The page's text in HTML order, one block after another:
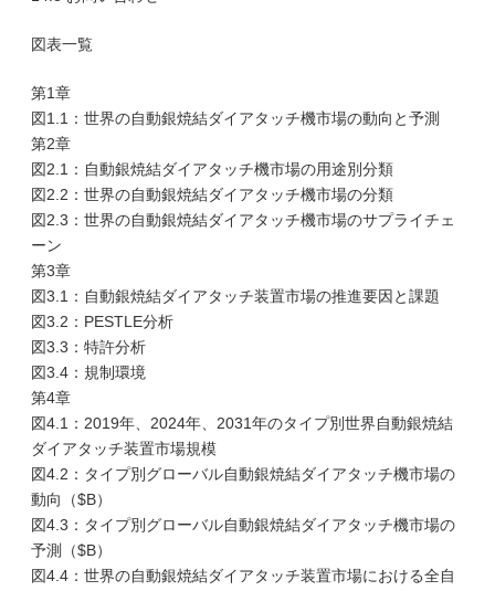
図表一覧
第1章
図1.1：世界の自動銀焼結ダイアタッチ機市場の動向と予測
第2章
図2.1：自動銀焼結ダイアタッチ機市場の用途別分類
図2.2：世界の自動銀焼結ダイアタッチ機市場の分類
図2.3：世界の自動銀焼結ダイアタッチ機市場のサプライチェ
ーン
第3章
図3.1：自動銀焼結ダイアタッチ装置市場の推進要因と課題
図3.2：PESTLE分析
図3.3：特許分析
図3.4：規制環境
第4章
図4.1：2019年、2024年、2031年のタイプ別世界自動銀焼結
ダイアタッチ装置市場規模
図4.2：タイプ別グローバル自動銀焼結ダイアタッチ機市場の
動向（$B）
図4.3：タイプ別グローバル自動銀焼結ダイアタッチ機市場の
予測（$B）
図4.4：世界の自動銀焼結ダイアタッチ装置市場における全自